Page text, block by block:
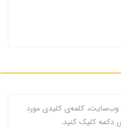
کلمه‌ی کلیدی مورد
دکمه کلیک کنید.